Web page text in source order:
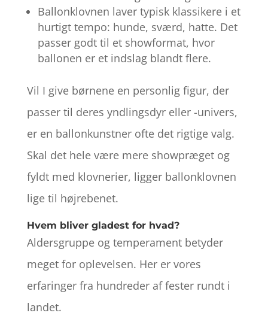
Ballonklovnen laver typisk klassikere i et
hurtigt tempo: hunde, sværd, hatte. Det
passer godt til et showformat, hvor
ballonen er et indslag blandt flere.
Vil I give børnene en personlig figur, der
passer til deres yndlingsdyr eller -univers,
er en ballonkunstner ofte det rigtige valg.
Skal det hele være mere showpræget og
fyldt med klovnerier, ligger ballonklovnen
lige til højrebenet.
Hvem bliver gladest for hvad?
Aldersgruppe og temperament betyder
meget for oplevelsen. Her er vores
erfaringer fra hundreder af fester rundt i
landet.